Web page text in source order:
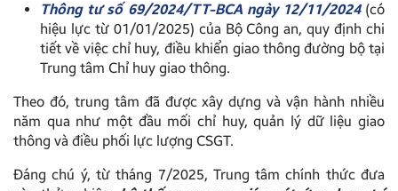
Thông tư số 69/2024/TT-BCA ngày 12/11/2024(có
hiệu lực từ 01/01/2025) của Bộ Công an, quy định chi
tiết về việc chỉ huy, điều khiển giao thông đường bộ tại
Trung tâm Chỉ huy giao thông.
Theo đó, trung tâm đã được xây dựng và vận hành nhiều
năm qua như một đầu mối chỉ huy, quản lý dữ liệu giao
thông và điều phối lực lượng CSGT.
Đáng chú ý, từ tháng 7/2025, Trung tâm chính thức đưa